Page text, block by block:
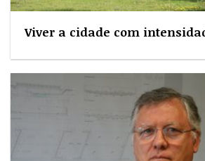
Viver a cidade com